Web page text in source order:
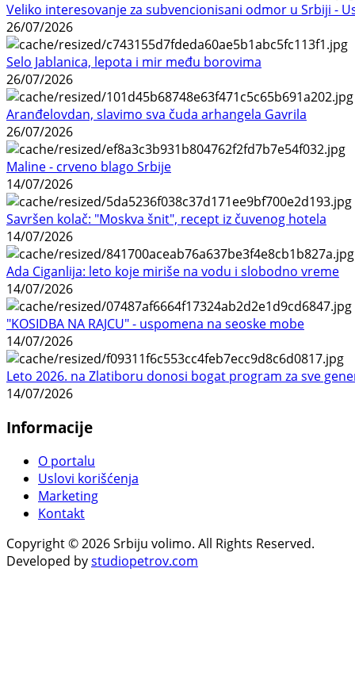
Veliko interesovanje za subvencionisani odmor u Srbiji -
26/07/2026
Selo Jablanica, lepota i mir među borovima
26/07/2026
Aranđelovdan, slavimo sva čuda arhangela Gavrila
26/07/2026
Maline - crveno blago Srbije
14/07/2026
Savršen kolač: "Moskva šnit", recept iz čuvenog hotela
14/07/2026
Ada Ciganlija: leto koje miriše na vodu i slobodno vreme
14/07/2026
"KOSIDBA NA RAJCU" - uspomena na seoske mobe
14/07/2026
Leto 2026. na Zlatiboru donosi bogat program za sve
14/07/2026
Informacije
O portalu
Uslovi korišćenja
Marketing
Kontakt
Copyright © 2026 Srbiju volimo. All Rights Reserved.
Developed bystudiopetrov.com